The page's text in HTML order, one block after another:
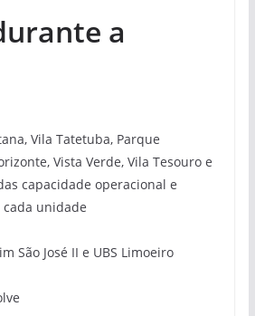
a
Vila Tatetuba, Parque
Vista Verde, Vila Tesouro e
capacidade operacional e
unidade
São José II e UBS Limoeiro